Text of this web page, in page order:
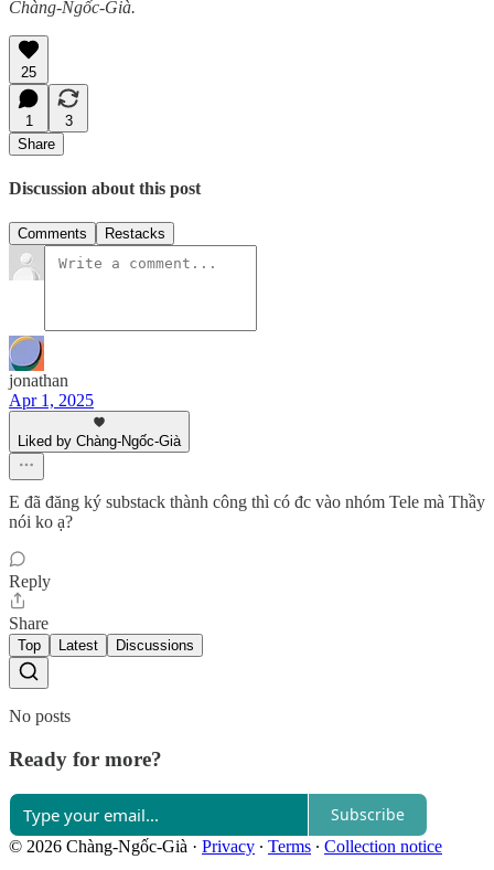
Chàng-Ngốc-Già.
25
1
3
Share
Discussion about this post
Comments Restacks
jonathan
Apr 1, 2025
Liked by Chàng-Ngốc-Già
E đã đăng ký substack thành công thì có đc vào nhóm Tele mà Thầy
nói ko ạ?
Reply
Share
Top Latest Discussions
No posts
Ready for more?
Subscribe
© 2026 Chàng-Ngốc-Già · Privacy ∙ Terms ∙ Collection notice